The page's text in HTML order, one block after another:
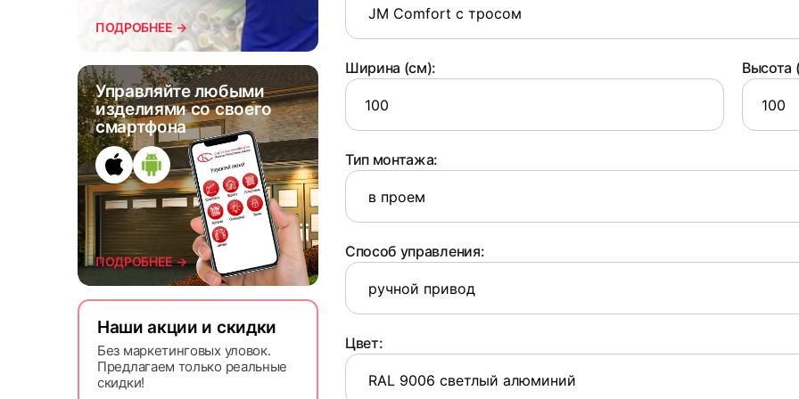
ПОДРОБНЕЕ →
Управляйте любыми
изделиями со своего
смартфона
ПОДРОБНЕЕ →
Наши акции и скидки
Без маркетинговых уловок.
Предлагаем только реальные
скидки!
10
Ширина (см): Высота
Тип монтажа:
Способ управления:
Цвет: